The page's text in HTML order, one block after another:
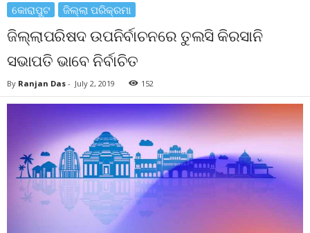
କୋରାପୁଟ ଜିଲ୍ଲା ପରିକ୍ରମା
ଜିଲ୍ଲାପରିଷଦ ଉପନିର୍ବାଚନରେ ତୁଲସି କିରସାନି
ସଭାପତି ଭାବେ ନିର୍ବାଚିତ
By Ranjan Das - July 2, 2019 152